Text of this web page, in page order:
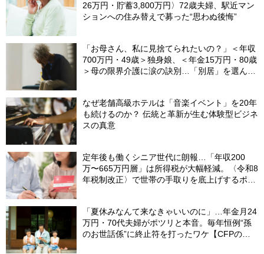
26万円・貯蓄3,800万円〉72歳夫婦、駅近マン
ションへの住み替えで募った“思わぬ後悔”
「お母さん、私に見捨てられたいの？」＜年収
700万円・49歳＞独身娘、＜年金15万円・80歳
＞母の限界介護に涙の訣別…「別居」を選んだ
なぜ老舗高級ホテルは「音楽イベント」を20年
も続けるのか？ 伝統と革新が生む体験型ビジネ
スの真意
定年後も働くシニア世代に朗報…「年収200
万〜665万円層」は所得税が大幅軽減。〈令和8
年税制改正〉で世帯の手取りを底上げするポイ
「夏休みなんて来なきゃいいのに」…年金月24
万円・70代夫婦がポツリと本音。毎年恒例“孫
のお世話係”に終止符を打ったワケ【CFPの助